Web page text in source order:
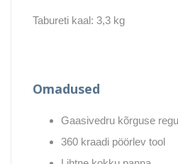
Tabureti kaal: 3,3 kg
Omadused
Gaasivedru kõrguse
360 kraadi pöörlev tool